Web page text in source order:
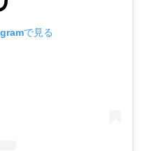
で見る